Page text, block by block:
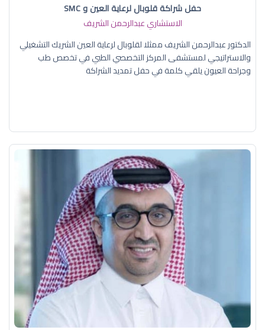
حفل شراكة قلوبال لرعاية العين و SMC
الاستشاري عبدالرحمن الشريف
الدكتور عبدالرحمن الشريف ممثلا لقلوبال لرعاية العين الشريك التشغيلي
والاستراتيجي لمستشفى المركز التخصصي الطبي في تخصص طب
وجراحة العيون يلقي كلمة في حفل تمديد الشراكة